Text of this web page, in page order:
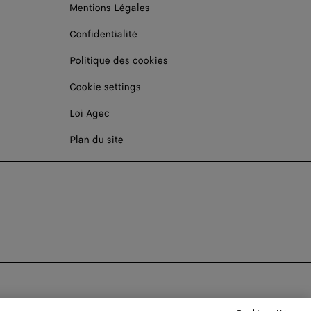
Mentions Légales
Confidentialité
Politique des cookies
Cookie settings
Loi Agec
Plan du site